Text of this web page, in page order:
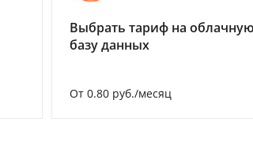
Выбрать тариф на
базу данных
От 0.80 руб./месяц